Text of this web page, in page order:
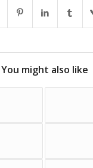
You might also like